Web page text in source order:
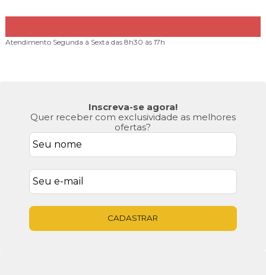
Atendimento Segunda à Sexta das 8h30 às 17h
Inscreva-se agora!
Quer receber com exclusividade as melhores
ofertas?
CADASTRAR